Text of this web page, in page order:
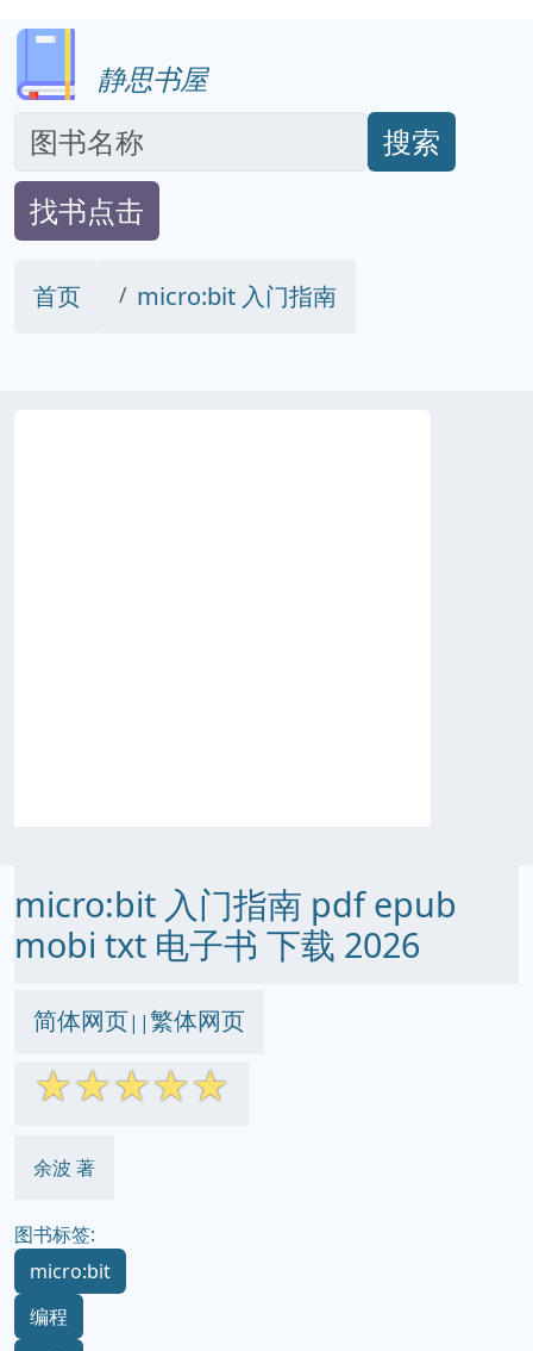
静思书屋
搜索
找书点击
首页 micro:bit 入门指南
micro:bit 入门指南 pdf epub
mobi txt 电子书 下载 2026
简体网页||繁体网页
☆☆☆☆☆
余波 著
图书标签:
micro:bit
编程